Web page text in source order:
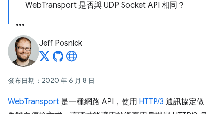
WebTransport 是否與 UDP Socket API 相同？
Jeff Posnick
發布日期：2020 年 6 月 8 日
WebTransport 是一種網路 API，使用 HTTP/3 通訊協定做